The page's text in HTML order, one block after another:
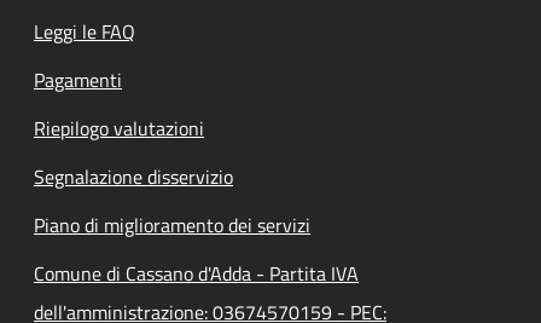
Leggi le FAQ
Pagamenti
Riepilogo valutazioni
Segnalazione disservizio
Piano di miglioramento dei servizi
Comune di Cassano d'Adda - Partita IVA
dell'amministrazione: 03674570159 - PEC: